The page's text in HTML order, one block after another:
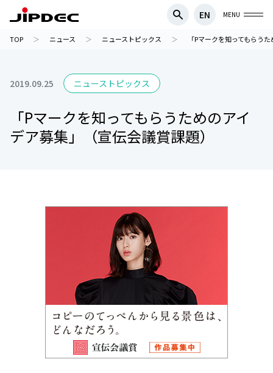
EN MENU
TOP ニュース ニューストピックス 「Pマークを知ってもらう
2019.09.25 ニューストピックス
「Pマークを知ってもらうためのアイ
デア募集」（宣伝会議賞課題）